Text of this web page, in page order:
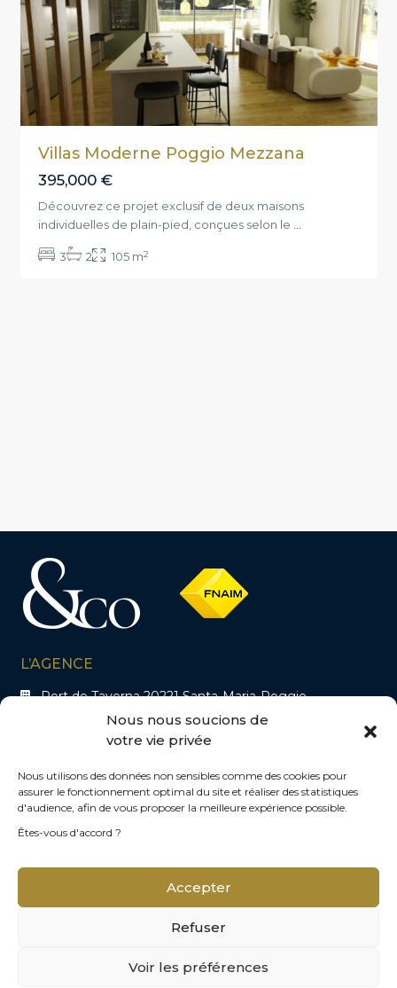
Nous nous soucions de
votre vie privée
Nous utilisons des données non sensibles comme des cookies pour
assurer le fonctionnement optimal du site et réaliser des statistiques
d'audience, afin de vous proposer la meilleure expérience possible.
Êtes-vous d'accord ?
Accepter
Refuser
Voir les préférences
Villas Moderne Poggio Mezzana
395,000 €
Découvrez ce projet exclusif de deux maisons
individuelles de plain-pied, conçues selon le ...
3 2 105 m2
L’AGENCE
Port de Taverna 20221 Santa-Maria-Poggio
+33 6 48 25 37 36
contact@immo-co.fr
SUIVEZ-NOUS
© 2026 Immo & Co